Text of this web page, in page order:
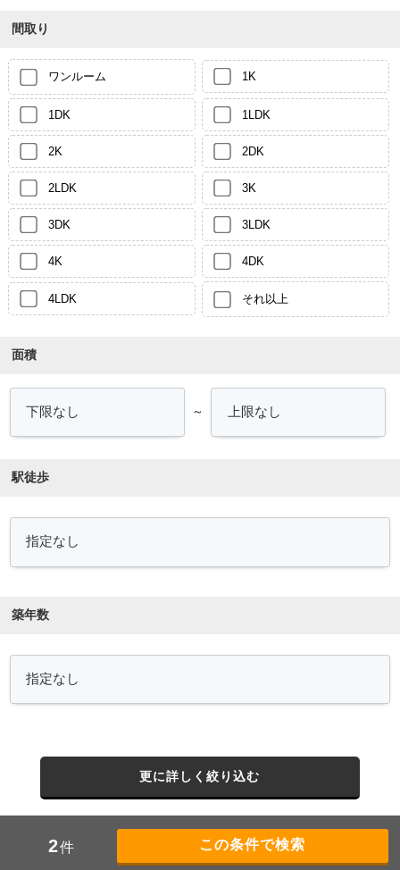
間取り
ワンルーム 1K
1DK 1LDK
2K 2DK
2LDK 3K
3DK 3LDK
4K 4DK
4LDK それ以上
面積
～
駅徒歩
築年数
更に詳しく絞り込む
2件